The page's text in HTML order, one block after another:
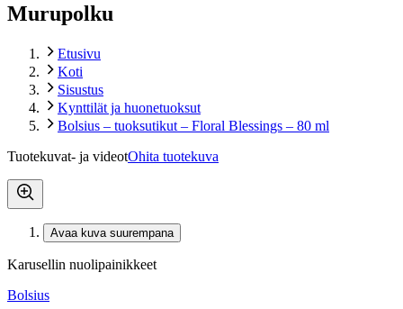
Murupolku
Etusivu
Koti
Sisustus
Kynttilät ja huonetuoksut
Bolsius – tuoksutikut – Floral Blessings – 80 ml
Tuotekuvat- ja videotOhita tuotekuva
Avaa kuva suurempana
Karusellin nuolipainikkeet
Bolsius